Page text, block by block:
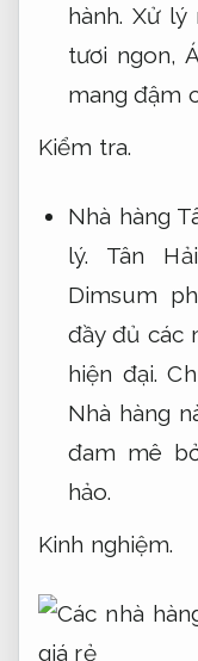
hành. Xử lý
tươi ngon,
mang đậm
Kiểm tra.
Nhà hàng
lý. Tân
Dimsum
đầy đủ các
hiện đại.
Nhà hàng
đam mê
hảo.
Kinh nghiệm.